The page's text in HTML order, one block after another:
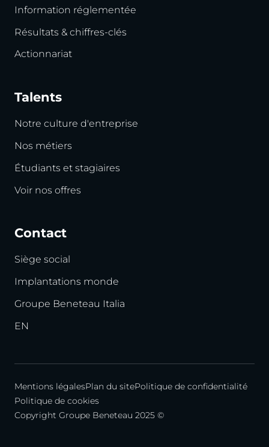
Information réglementée
Résultats & chiffres-clés
Actionnariat
Talents
Notre culture d'entreprise
Nos métiers
Étudiants et stagiaires
Voir nos offres
Contact
Siège social
Implantations monde
Groupe Beneteau Italia
EN
Mentions légalesPlan du sitePolitique de confidentialité
Politique de cookies
Copyright Groupe Beneteau 2025 ©